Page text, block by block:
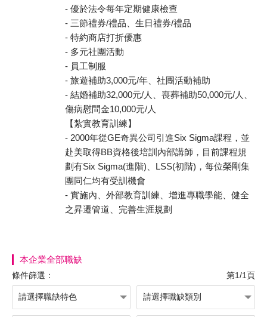
- 優於法令每年定期健康檢查
- 三節禮券/禮品、生日禮券/禮品
- 特約商店打折優惠
- 多元社團活動
- 員工制服
- 旅遊補助3,000元/年、社團活動補助
- 結婚補助32,000元/人、喪葬補助50,000元/人、
傷病慰問金10,000元/人
【紮實教育訓練】
- 2000年從GE奇異公司引進Six Sigma課程，並
赴美取得BB資格後培訓內部講師，目前課程規
劃有Six Sigma(進階)、LSS(初階)，每位榮剛集
團同仁均有受訓機會
- 實施內、外部教育訓練、增進專職學能、健全
之昇遷管道、完善生涯規劃
本企業全部職缺
條件篩選： 第1/1頁